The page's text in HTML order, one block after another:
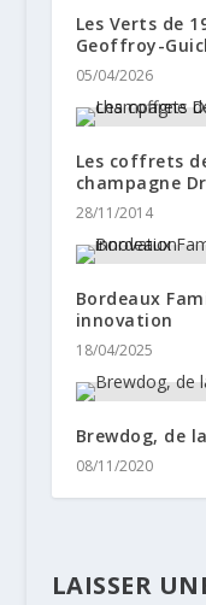
Les Verts de
Geoffroy-
05/04/2026
Les coffrets
champagne
28/11/2014
Bordeaux
innovation
18/04/2025
Brewdog, de
08/11/2020
LAISSER